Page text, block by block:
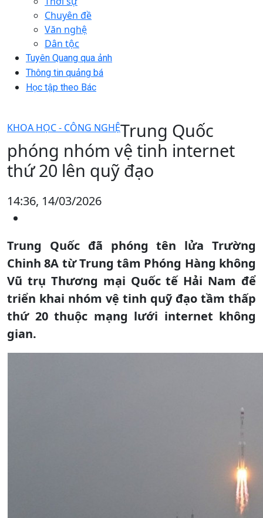
Chuyên đề
Văn nghệ
Dân tộc
Tuyên Quang qua ảnh
Thông tin quảng bá
Học tập theo Bác
KHOA HỌC - CÔNG NGHỆTrung Quốc
phóng nhóm vệ tinh internet
thứ 20 lên quỹ đạo
14:36, 14/03/2026
Trung Quốc đã phóng tên lửa Trường
Chinh 8A từ Trung tâm Phóng Hàng không
Vũ trụ Thương mại Quốc tế Hải Nam để
triển khai nhóm vệ tinh quỹ đạo tầm thấp
thứ 20 thuộc mạng lưới internet không
gian.